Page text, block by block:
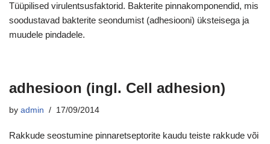
Tüüpilised virulentsusfaktorid. Bakterite pinnakomponendid, mis
soodustavad bakterite seondumist (adhesiooni) üksteisega ja
muudele pindadele.
adhesioon (ingl. Cell adhesion)
by admin 17/09/2014
Rakkude seostumine pinnaretseptorite kaudu teiste rakkude või